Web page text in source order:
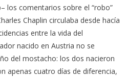
los comentarios sobre el “robo”
Chaplin circulaba desde hacía
entre la vida del
nacido en Austria no se
del mostacho: los dos nacieron
apenas cuatro días de diferencia,